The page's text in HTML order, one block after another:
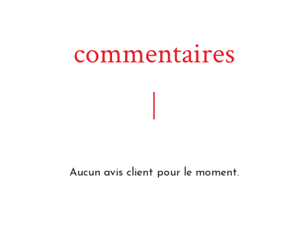
commentaires
Aucun avis client pour le moment.